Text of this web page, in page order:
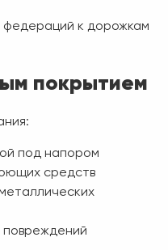
федераций к дорожкам
покрытием
под напором
средств